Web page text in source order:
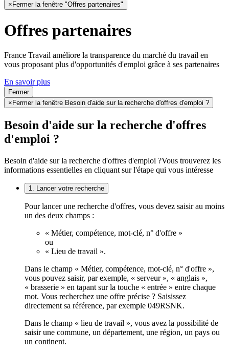
× Fermer la fenêtre "Offres partenaires"
Offres partenaires
France Travail améliore la transparence du marché du travail en
vous proposant plus d'opportunités d'emploi grâce à ses partenaires
En savoir plus
Fermer
× Fermer la fenêtre Besoin d'aide sur la recherche d'offres d'emploi ?
Besoin d'aide sur la recherche d'offres
d'emploi ?
Besoin d'aide sur la recherche d'offres d'emploi ?Vous trouverez les
informations essentielles en cliquant sur l'étape qui vous intéresse
1. Lancer votre recherche
Pour lancer une recherche d'offres, vous devez saisir au moins
un des deux champs :
« Métier, compétence, mot-clé, n° d'offre »
ou
« Lieu de travail ».
Dans le champ « Métier, compétence, mot-clé, n° d'offre »,
vous pouvez saisir, par exemple, « serveur », « anglais »,
« brasserie » en tapant sur la touche « entrée » entre chaque
mot. Vous recherchez une offre précise ? Saisissez
directement sa référence, par exemple 049RSNK.
Dans le champ « lieu de travail », vous avez la possibilité de
saisir une commune, un département, une région, un pays ou
un continent.